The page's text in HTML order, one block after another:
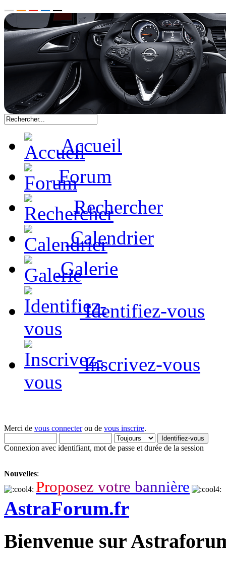
Accueil
Forum
Rechercher
Calendrier
Galerie
Identifiez-vous
Inscrivez-vous
Merci de vous connecterou de vous inscrire.
Connexion avec identifiant, mot de passe et durée de la session
Nouvelles:
Proposez votre bannière
AstraForum.fr
Bienvenue sur